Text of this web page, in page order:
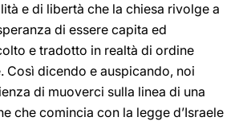
e di libertà che la chiesa rivolge a
di essere capita ed
e tradotto in realtà di ordine
Così dicendo e auspicando, noi
di muoverci sulla linea di una
che comincia con la legge d’Israele